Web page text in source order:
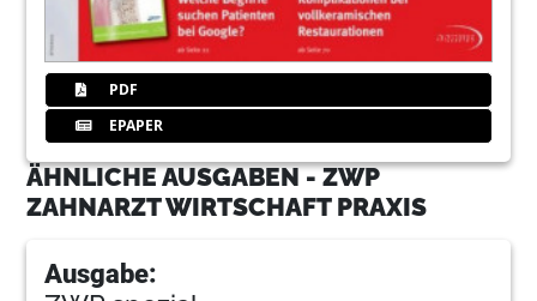
PDF
EPAPER
ÄHNLICHE AUSGABEN - ZWP
ZAHNARZT WIRTSCHAFT PRAXIS
Ausgabe: